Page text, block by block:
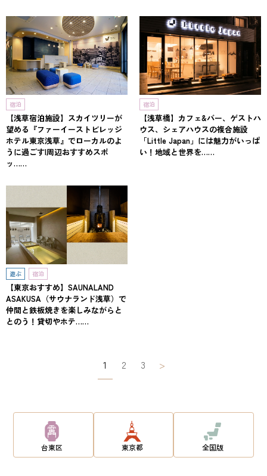
宿泊
【浅草宿泊施設】スカイツリーが
望める『ファーイーストビレッジ
ホテル東京浅草』でローカルのよ
うに過ごす|周辺おすすめスポ
ッ……
宿泊
【浅草橋】カフェ&バー、ゲストハ
ウス、シェアハウスの複合施設
「Little Japan」には魅力がいっぱ
い！地域と世界を……
遊ぶ 宿泊
【東京おすすめ】SAUNALAND
ASAKUSA（サウナランド浅草）で
仲間と鉄板焼きを楽しみながらと
とのう！貸切やホテ……
稿
ビ
1 2 3 >
台東区 東京都 全国版